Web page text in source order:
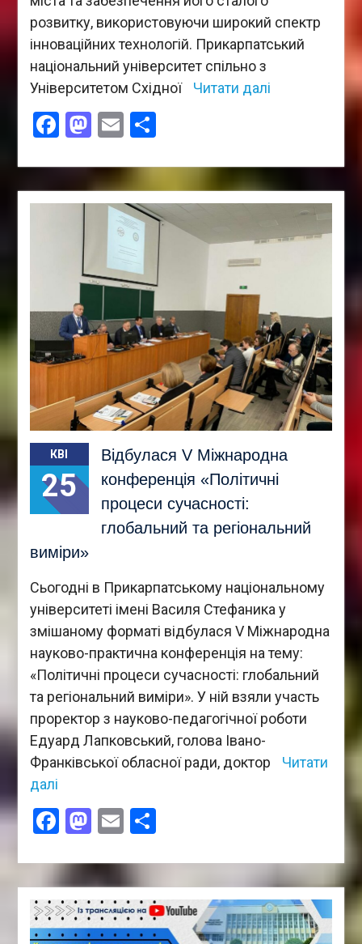
розвитку, використовуючи широкий спектр
інноваційних технологій. Прикарпатський
національний університет спільно з
Університетом Східної
Читати далі
Facebook
Mastodon
EmailПоділитися
КВІ
25
Відбулася V Міжнародна
конференція «Політичні
процеси сучасності:
глобальний та регіональний
виміри»
Сьогодні в Прикарпатському національному
університеті імені Василя Стефаника у
змішаному форматі відбулася V Міжнародна
науково-практична конференція на тему:
«Політичні процеси сучасності: глобальний
та регіональний виміри». У ній взяли участь
проректор з науково-педагогічної роботи
Едуард Лапковський, голова Івано-
Франківської обласної ради, доктор
Читати
далі
Facebook
Mastodon
EmailПоділитися